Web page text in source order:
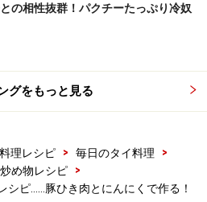
イ返しで返します。中に火が通
の相性抜群！パクチーたっぷり冷奴
グをもっと見る
料理レシピ > 毎日のタイ料理
>
め物レシピ
>
シピ……豚ひき肉とにんにくで作る！